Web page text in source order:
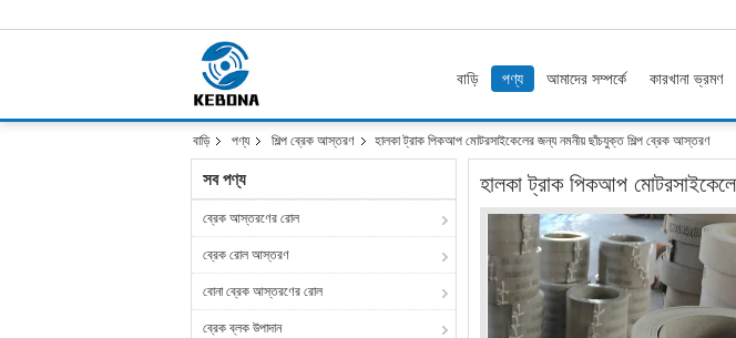
বাড়ি পণ্য আমাদের সম্পর্কে কারখানা ভ্রমণ
বাড়ি পণ্য শিল্প ব্রেক আস্তরণ হালকা ট্রাক পিকআপ মোটরসাইকেলের জন্য নমনীয় ছাঁচযুক্ত শিল্প ব্রেক আস্তরণ
সব পণ্য
ব্রেক আস্তরণের রোল
ব্রেক রোল আস্তরণ
বোনা ব্রেক আস্তরণের রোল
ব্রেক ব্লক উপাদান
হালকা ট্রাক পিকআপ